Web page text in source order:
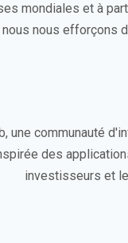
mondiales et à
nous efforçons
une communauté
des
investisseurs et